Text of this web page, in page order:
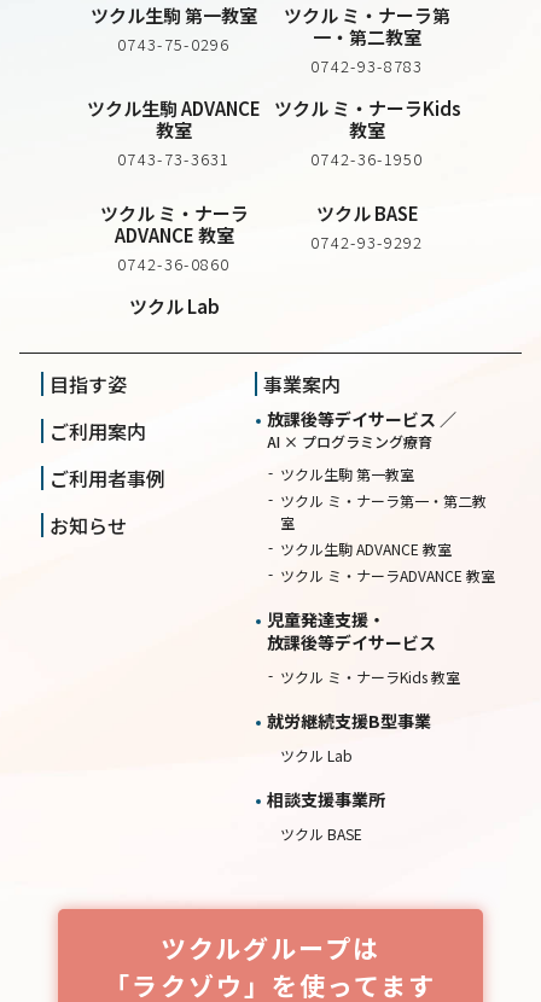
ツクル ミ・ナーラKids
教室
0742-36-1950
ツクル生駒 第一教室
0743-75-0296
ツクル ミ・ナーラ第
一・第二教室
0742-93-8783
ツクル生駒 ADVANCE
教室
0743-73-3631
ツクル ミ・ナーラ
ADVANCE 教室
0742-36-0860
ツクル Lab
ツクル BASE
0742-93-9292
目指す姿
ご利用案内
ご利用者事例
お知らせ
事業案内
放課後等デイサービス ／
AI × プログラミング療育
ツクル生駒 第一教室
ツクル ミ・ナーラ第一・第二教
室
ツクル生駒 ADVANCE 教室
ツクル ミ・ナーラADVANCE 教室
児童発達支援・
放課後等デイサービス
ツクル ミ・ナーラKids 教室
就労継続⽀援B型事業
ツクル Lab
相談⽀援事業所
ツクル BASE
ツクルグループは
「ラクゾウ」を使ってます